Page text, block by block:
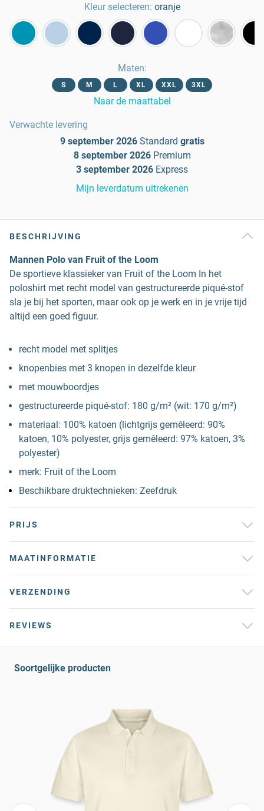
Kleur selecteren: oranje
Maten:
S M L XL XXL 3XL
Naar de maattabel
Verwachte levering
9 september 2026 Standard gratis
8 september 2026 Premium
3 september 2026 Express
Mijn leverdatum uitrekenen
BESCHRIJVING
Mannen Polo van Fruit of the Loom
De sportieve klassieker van Fruit of the Loom In het
poloshirt met recht model van gestructureerde piqué-stof
sla je bij het sporten, maar ook op je werk en in je vrije tijd
altijd een goed figuur.
recht model met splitjes
knopenbies met 3 knopen in dezelfde kleur
met mouwboordjes
gestructureerde piqué-stof: 180 g/m² (wit: 170 g/m²)
materiaal: 100% katoen (lichtgrijs gemêleerd: 90%
katoen, 10% polyester, grijs gemêleerd: 97% katoen, 3%
polyester)
merk: Fruit of the Loom
Beschikbare druktechnieken: Zeefdruk
PRIJS
MAATINFORMATIE
VERZENDING
REVIEWS
Soortgelijke producten